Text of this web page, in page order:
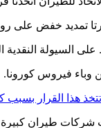
تمديد خفض على
السيولة
وباء فيروس كورونا.
هذا القرار بسبب
طيران كبيرة